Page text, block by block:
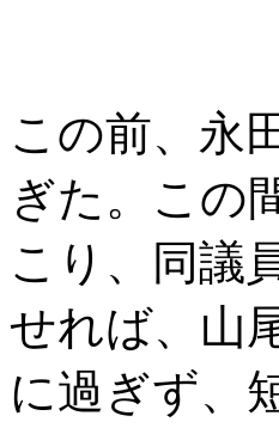
この前、永
ぎた。この
こり、同議
せれば、山
に過ぎず、